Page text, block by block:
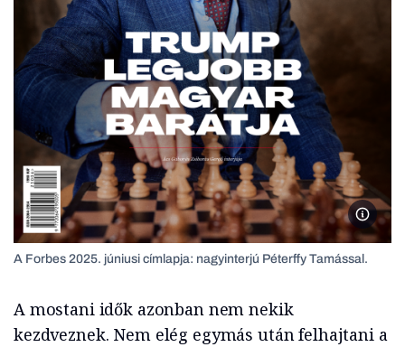
A
A Forbes 2025. júniusi címlapja: nagyinterjú Péterffy Tamással.
A mostani idők azonban nem nekik
kezdveznek. Nem elég egymás után felhajtani a